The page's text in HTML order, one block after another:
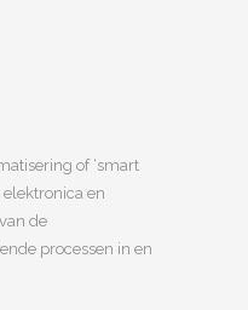
of ‘smart
elektronica en
de
processen in en